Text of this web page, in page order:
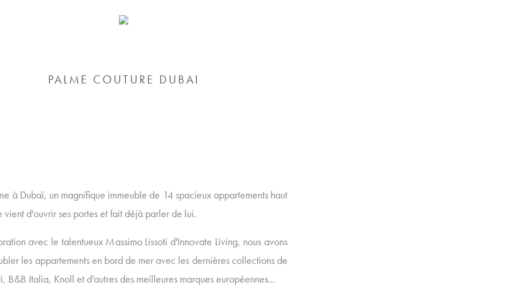
PALME COUTURE DUBAI
à Dubaï, un magnifique immeuble de 14 spacieux appartements haut
vient d'ouvrir ses portes et fait déjà parler de lui.
avec le talentueux Massimo Lissoti d'Innovate Living, nous avons
les appartements en bord de mer avec les dernières collections de
B&B Italia, Knoll et d'autres des meilleures marques européennes...